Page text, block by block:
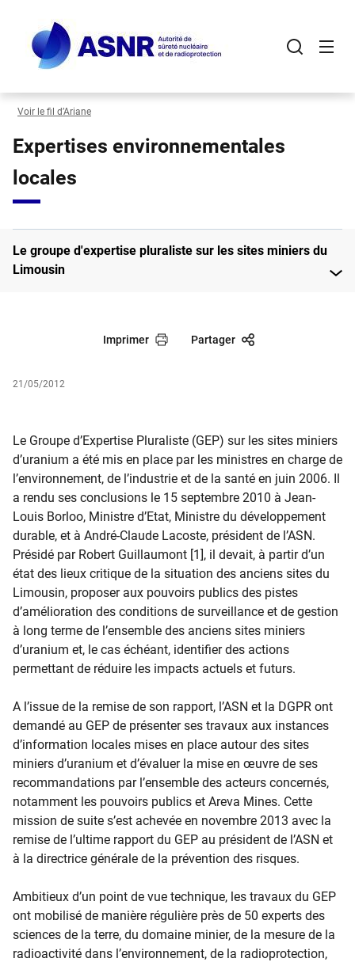
contenu
principal
Voir le fil d’Ariane
Expertises environnementales
locales
Le groupe d'expertise pluraliste sur les sites miniers du
Limousin
Imprimer Partager
21/05/2012
Le Groupe d’Expertise Pluraliste (GEP) sur les sites miniers
d’uranium a été mis en place par les ministres en charge de
l’environnement, de l’industrie et de la santé en juin 2006. Il
a rendu ses conclusions le 15 septembre 2010 à Jean-
Louis Borloo, Ministre d’Etat, Ministre du développement
durable, et à André-Claude Lacoste, président de l’ASN.
Présidé par Robert Guillaumont [1], il devait, à partir d’un
état des lieux critique de la situation des anciens sites du
Limousin, proposer aux pouvoirs publics des pistes
d’amélioration des conditions de surveillance et de gestion
à long terme de l’ensemble des anciens sites miniers
d’uranium et, le cas échéant, identifier des actions
permettant de réduire les impacts actuels et futurs.
A l’issue de la remise de son rapport, l’ASN et la DGPR ont
demandé au GEP de présenter ses travaux aux instances
d’information locales mises en place autour des sites
miniers d’uranium et d’évaluer la mise en œuvre de ses
recommandations par l’ensemble des acteurs concernés,
notamment les pouvoirs publics et Areva Mines. Cette
mission de suite s’est achevée en novembre 2013 avec la
remise de l’ultime rapport du GEP au président de l’ASN et
à la directrice générale de la prévention des risques.
Ambitieux d’un point de vue technique, les travaux du GEP
ont mobilisé de manière régulière près de 50 experts des
sciences de la terre, du domaine minier, de la mesure de la
radioactivité dans l’environnement, de la radioprotection,